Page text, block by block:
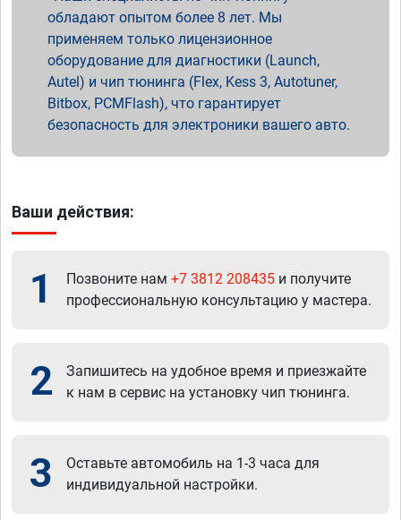
обладают опытом более 8 лет. Мы
применяем только лицензионное
оборудование для диагностики (Launch,
Autel) и чип тюнинга (Flex, Kess 3, Autotuner,
Bitbox, PCMFlash), что гарантирует
безопасность для электроники вашего авто.
Ваши действия:
1 Позвоните нам +7 3812 208435 и получите
профессиональную консультацию у мастера.
2
Запишитесь на удобное время и приезжайте
к нам в сервис на установку чип тюнинга.
3
Оставьте автомобиль на 1-3 часа для
индивидуальной настройки.